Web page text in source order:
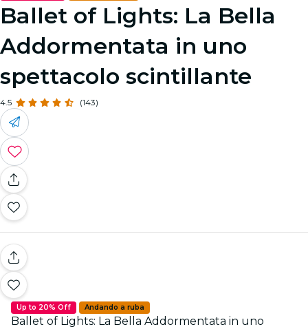
Ballet of Lights: La Bella
Addormentata in uno
spettacolo scintillante
4.5 (143)
Up to 20% Off Andando a ruba
Ballet of Lights: La Bella Addormentata in uno